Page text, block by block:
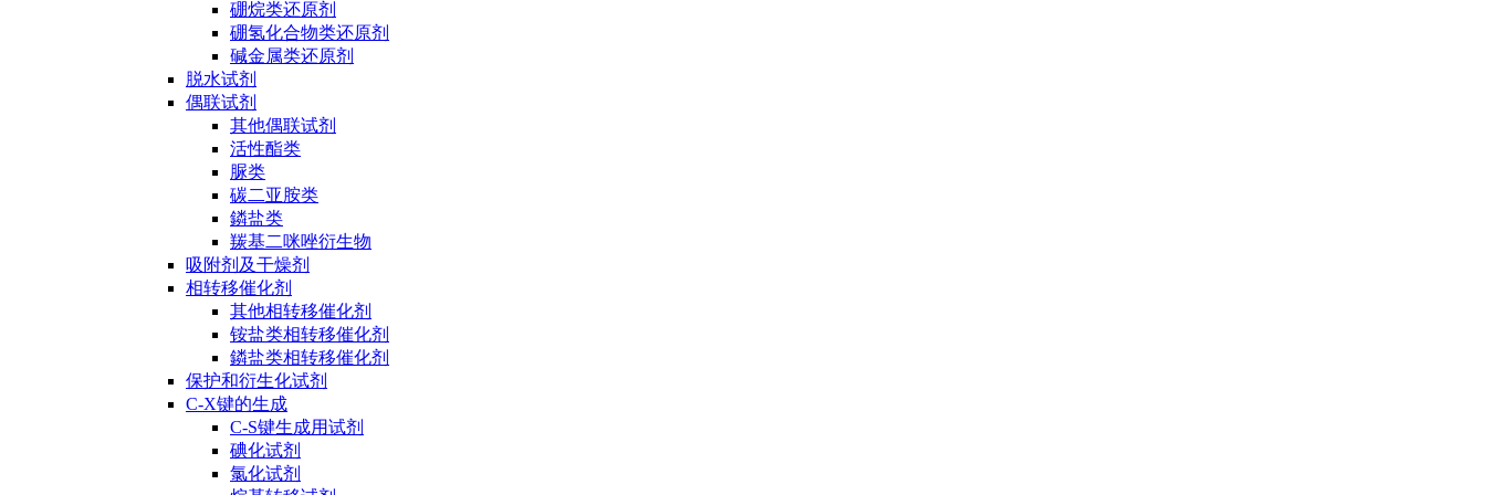
硼烷类还原剂
硼氢化合物类还原剂
碱金属类还原剂
脱水试剂
偶联试剂
其他偶联试剂
活性酯类
脲类
碳二亚胺类
鏻盐类
羰基二咪唑衍生物
吸附剂及干燥剂
相转移催化剂
其他相转移催化剂
铵盐类相转移催化剂
鏻盐类相转移催化剂
保护和衍生化试剂
C-X键的生成
C-S键生成用试剂
碘化试剂
氯化试剂